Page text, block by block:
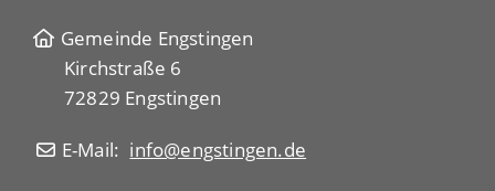
Gemeinde Engstingen
Kirchstraße 6
72829 Engstingen
E-Mail: info@engstingen.de